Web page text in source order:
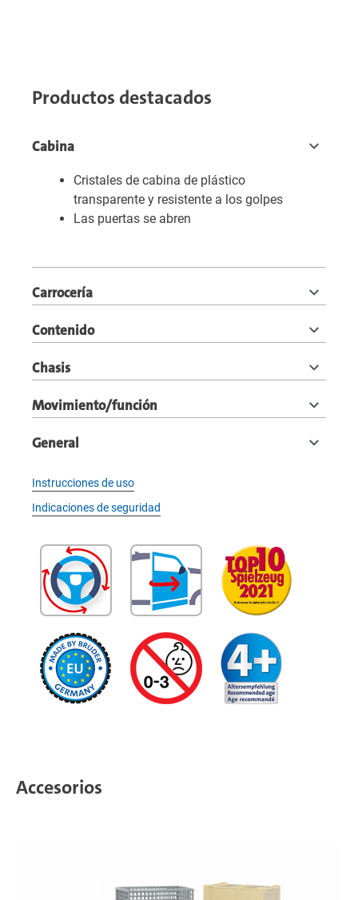
Productos destacados
Cabina
Cristales de cabina de plástico
transparente y resistente a los golpes
Las puertas se abren
Carrocería
Contenido
Chasis
Movimiento/función
General
Instrucciones de uso
Indicaciones de seguridad
Accesorios